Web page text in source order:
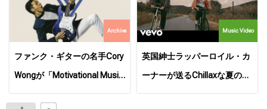
Archive
ファンク・ギターの名手Cory
Wongが「Motivational Music
Music Video
英国紳士ラッパーロイル・カ
ーナーが送るChillaxな夏の訪